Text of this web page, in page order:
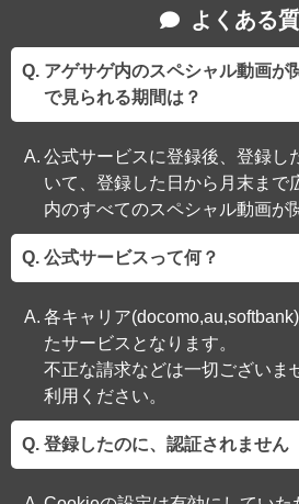
よくある
アゲサゲ内のスペシャル動画が
で見られる期間は？
公式サービスに登録後、登録し
いて、登録した日から月末まで
内のすべてのスペシャル動画が
公式サービスって何？
各キャリア
たサービスとなります。
不正な請求などは一切ございま
利用ください。
登録したのに、認証されません